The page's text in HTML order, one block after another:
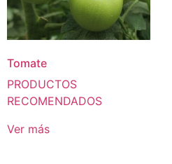
Tomate
PRODUCTOS
RECOMENDADOS
Ver más